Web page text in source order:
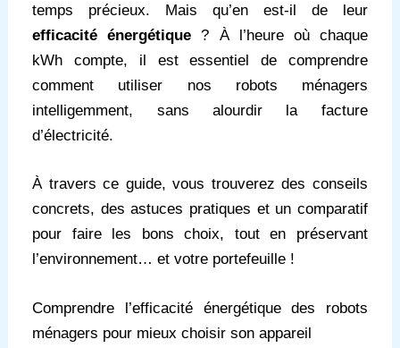
temps précieux. Mais qu’en est-il de leur
efficacité énergétique ? À l’heure où chaque
kWh compte, il est essentiel de comprendre
comment utiliser nos robots ménagers
intelligemment, sans alourdir la facture
d’électricité.
À travers ce guide, vous trouverez des conseils
concrets, des astuces pratiques et un comparatif
pour faire les bons choix, tout en préservant
l’environnement… et votre portefeuille !
Comprendre l’efficacité énergétique des robots
ménagers pour mieux choisir son appareil